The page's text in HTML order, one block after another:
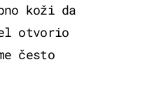
koži da
otvorio
često